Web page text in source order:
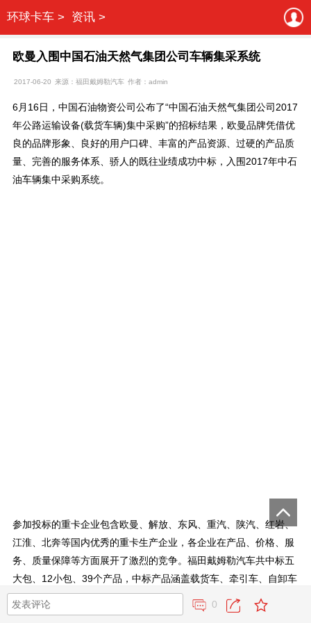
环球卡车 > 资讯 >
欧曼入围中国石油天然气集团公司车辆集采系统
2017-06-20 来源：福田戴姆勒汽车 作者：admin
6月16日，中国石油物资公司公布了“中国石油天然气集团公司2017
年公路运输设备(载货车辆)集中采购”的招标结果，欧曼品牌凭借优
良的品牌形象、良好的用户口碑、丰富的产品资源、过硬的产品质
量、完善的服务体系、骄人的既往业绩成功中标，入围2017年中石
油车辆集中采购系统。
参加投标的重卡企业包含欧曼、解放、东风、重汽、陕汽、红岩、
江淮、北奔等国内优秀的重卡生产企业，各企业在产品、价格、服
务、质量保障等方面展开了激烈的竞争。福田戴姆勒汽车共中标五
大包、12小包、39个产品，中标产品涵盖载货车、牵引车、自卸车
三大功能产品，平台覆盖EST、GTL、ETX三个系列。成功入围得
益于合资后福田戴姆勒汽车在产品研发、质量控制环节的提升，特
0